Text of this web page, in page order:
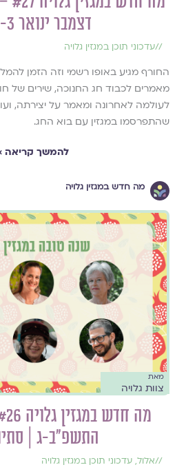
דצמבר ינואר 2022-3
//עדכוני תוכן במגזין גלויה
החורף מגיע באופו רשמי וזה הזמן
מאמרים לכבוד חג החנוכה, שירים של
לעולמה לאחרונה ומאמר על יצירתה,
שהתפרסמו במגזין עם בוא החג.
להמשך קריאה
מה חדש במגזין גלויה
מאת
צוות גלויה
התשפ״ב-ג | סתיו
//אלול, עדכוני תוכן במגזין גלויה